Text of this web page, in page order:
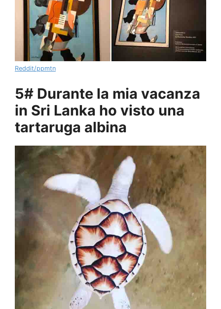
Reddit/ppmtn
5# Durante la mia vacanza
in Sri Lanka ho visto una
tartaruga albina